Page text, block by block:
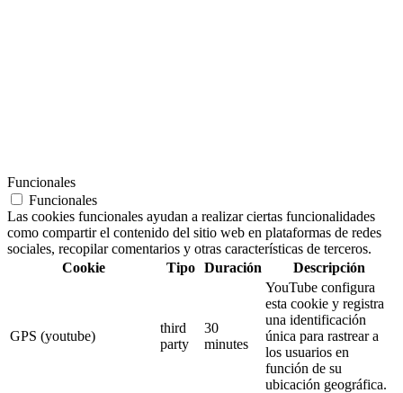
Funcionales
Funcionales
Las cookies funcionales ayudan a realizar ciertas funcionalidades
como compartir el contenido del sitio web en plataformas de redes
sociales, recopilar comentarios y otras características de terceros.
Cookie
Tipo Duración Descripción
GPS (youtube)
third
party
30
minutes
YouTube configura
esta cookie y registra
una identificación
única para rastrear a
los usuarios en
función de su
ubicación geográfica.